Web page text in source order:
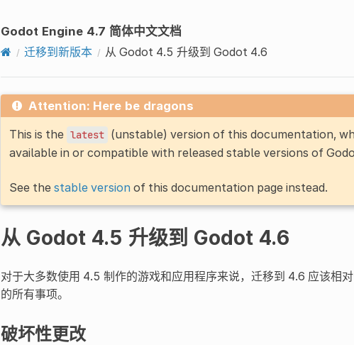
Godot Engine 4.7 简体中文文档
迁移到新版本
从 Godot 4.5 升级到 Godot 4.6
Attention: Here be dragons
This is the latest (unstable) version of this documentation,
available in or compatible with released stable versions of
See the stable versionof this documentation page instead.
从 Godot 4.5 升级到 Godot 4.6
对于大多数使用 4.5 制作的游戏和应用程序来说，迁移到 4.6 应该相
的所有事项。
破坏性更改